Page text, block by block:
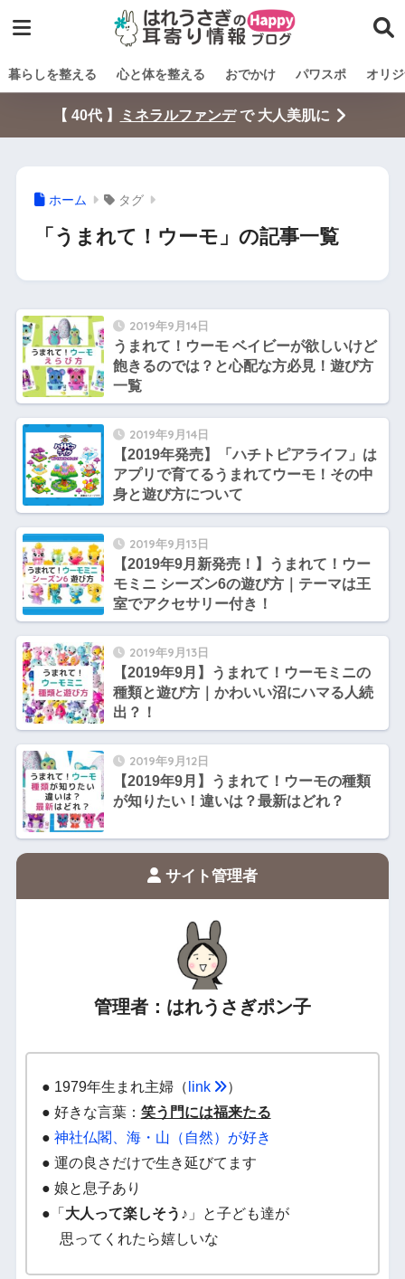
暮らしを整える 心と体を整える おでかけ パワスポ オリ
【 40代 】 ミネラルファンデで 大人美肌に
ホーム タグ
「うまれて！ウーモ」の記事一覧
2019年9月14日
うまれて！ウーモ ベイビーが欲しいけど
飽きるのでは？と心配な方必見！遊び方
一覧
2019年9月14日
【2019年発売】「ハチトピアライフ」は
アプリで育てるうまれてウーモ！その中
身と遊び方について
2019年9月13日
【2019年9月新発売！】うまれて！ウー
モミニ シーズン6の遊び方｜テーマは王
室でアクセサリー付き！
2019年9月13日
【2019年9月】うまれて！ウーモミニの
種類と遊び方｜かわいい沼にハマる人続
出？！
2019年9月12日
【2019年9月】うまれて！ウーモの種類
が知りたい！違いは？最新はどれ？
サイト管理者
管理者：はれうさぎポン子
● 1979年生まれ主婦（ link
）
● 好きな言葉： 笑う門には福来たる
● 神社仏閣、海・山（自然）が好き
● 運の良さだけで生き延びてます
● 娘と息子あり
●「 大人って楽しそう♪ 」と子ども達が
思ってくれたら嬉しいな